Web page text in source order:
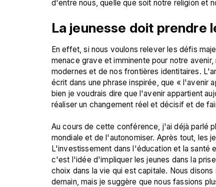
La jeunesse doit prendre
En effet, si nous voulons relever les défis
menace grave et imminente pour notre
modernes et de nos frontières identitaires.
écrit dans une phrase inspirée, que « l'avenir
bien je voudrais dire que l'avenir appartient
réaliser un changement réel et décisif et de
Au cours de cette conférence, j'ai déjà parlé
mondiale et de l'autonomiser. Après tout, les
L'investissement dans l'éducation et la santé
c'est l'idée d'impliquer les jeunes dans la
choix dans la vie qui est capitale. Nous
demain, mais je suggère que nous fassions